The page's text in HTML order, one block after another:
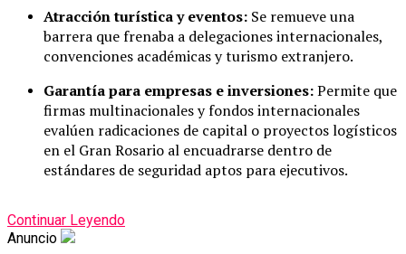
Atracción turística y eventos: Se remueve una
barrera que frenaba a delegaciones internacionales,
convenciones académicas y turismo extranjero.
Garantía para empresas e inversiones:Permite que
firmas multinacionales y fondos internacionales
evalúen radicaciones de capital o proyectos logísticos
en el Gran Rosario al encuadrarse dentro de
estándares de seguridad aptos para ejecutivos.
Continuar Leyendo
Anuncio